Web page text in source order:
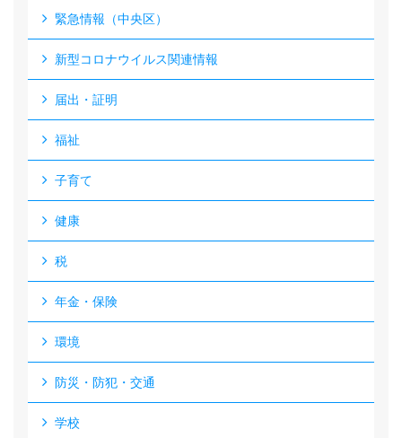
緊急情報（中央区）
新型コロナウイルス関連情報
届出・証明
福祉
子育て
健康
税
年金・保険
環境
防災・防犯・交通
学校